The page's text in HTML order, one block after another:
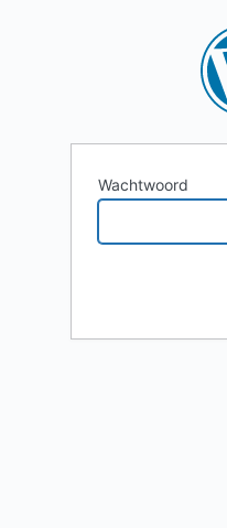
Wachtwoord